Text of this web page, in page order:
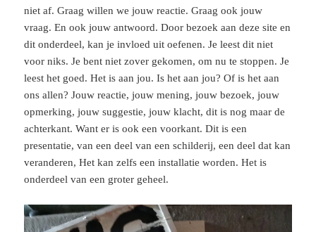
niet af. Graag willen we jouw reactie. Graag ook jouw
vraag. En ook jouw antwoord. Door bezoek aan deze site en
dit onderdeel, kan je invloed uit oefenen. Je leest dit niet
voor niks. Je bent niet zover gekomen, om nu te stoppen. Je
leest het goed. Het is aan jou. Is het aan jou? Of is het aan
ons allen? Jouw reactie, jouw mening, jouw bezoek, jouw
opmerking, jouw suggestie, jouw klacht, dit is nog maar de
achterkant. Want er is ook een voorkant. Dit is een
presentatie, van een deel van een schilderij, een deel dat kan
veranderen, Het kan zelfs een installatie worden. Het is
onderdeel van een groter geheel.